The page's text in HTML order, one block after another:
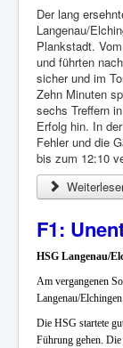
Der lang
Langenau/
Plankstadt.
und führten
sicher und im
Zehn Minuten
sechs Treffern
Erfolg hin. In
Fehler und die
bis zum 12:10
F1:
HSG Langenau/
Am vergangenen
Langenau/
Die HSG startete
Führung gehen.